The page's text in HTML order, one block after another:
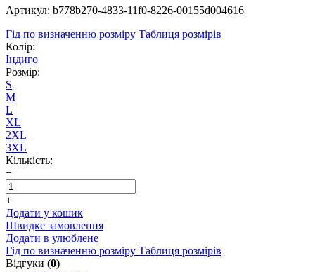
Артикул: b778b270-4833-11f0-8226-00155d004616
Гід по визначенню розміру Таблиця розмірів
Колір:
Індиго
Розмір:
S
M
L
XL
2XL
3XL
Кількість:
−
+
Додати у кошик
Швидке замовлення
Додати в улюблене
Гід по визначенню розміру Таблиця розмірів
Відгуки (0)